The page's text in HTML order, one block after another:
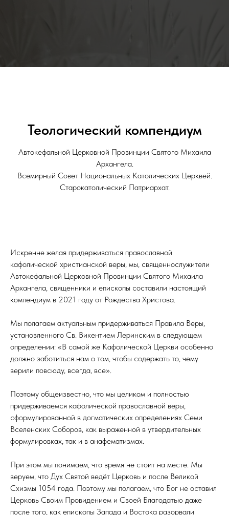
Теологический компендиум
Автокефальной Церковной Провинции Святого Михаила
Архангела.
Всемирный Совет Национальных Католических Церквей.
Старокатолический Патриархат.
Искренне желая придерживаться православной
кафолической христианской веры, мы, священнослужители
Автокефальной Церковной Провинции Святого Михаила
Архангела, священники и епископы составили настоящий
компендиум в 2021 году от Рождества Христова.
Мы полагаем актуальным придерживаться Правила Веры,
установленного Св. Викентием Леринским в следующем
определении: «В самой же Кафолической Церкви особенно
должно заботиться нам о том, чтобы содержать то, чему
верили повсюду, всегда, все».
Поэтому общеизвестно, что мы целиком и полностью
придерживаемся кафолической православной веры,
сформулированной в догматических определениях Семи
Вселенских Соборов, как выраженной в утвердительных
формулировках, так и в анафематизмах.
При этом мы понимаем, что время не стоит на месте. Мы
веруем, что Дух Святой ведёт Церковь и после Великой
Схизмы 1054 года. Поэтому мы полагаем, что Бог не оставил
Церковь Своим Провидением и Своей Благодатью даже
после того, как епископы Запада и Востока разорвали